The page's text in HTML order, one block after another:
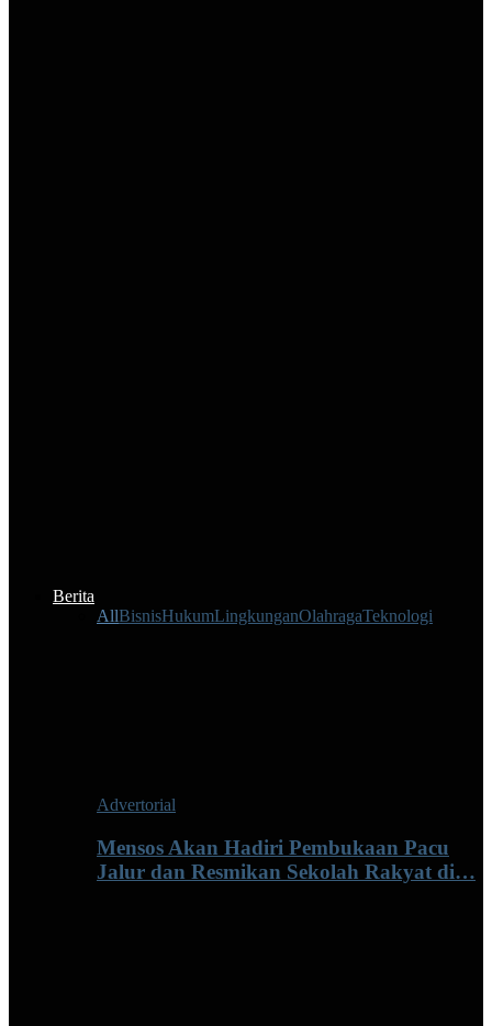
Berita
AllBisnisHukumLingkunganOlahragaTeknologi
Advertorial
Mensos Akan Hadiri Pembukaan Pacu
Jalur dan Resmikan Sekolah Rakyat di…